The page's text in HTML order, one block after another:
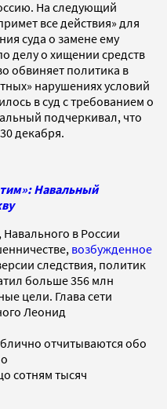
На следующий
все действия» для
суда о замене ему
делу о хищении средств
обвиняет политика в
нарушениях условий
в суд с требованием о
подчеркивал, что
декабря.
Навальный
в России
возбужденное
следствия, политик
больше 356 млн
цели. Глава сети
Леонид
отчитываются обо
сотням тысяч